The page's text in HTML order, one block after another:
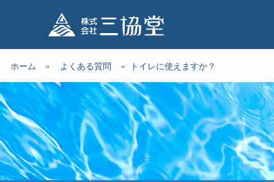
ホーム » よくある質問 » トイレに使えますか？